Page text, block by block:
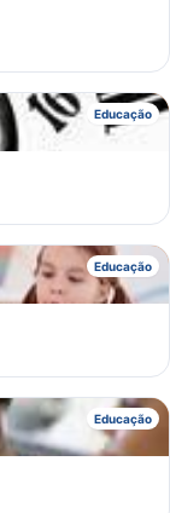
Educação
Educação
Educação